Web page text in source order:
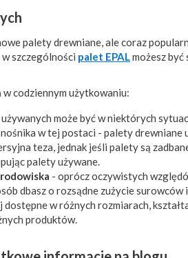
palety drewniane, ale coraz
szczególności palet EPALmożesz być
w codziennym użytkowaniu:
może być w niektórych
w tej postaci - palety
teza, jednak jeśli palety są
palety używane.
- oprócz oczywistych
dbasz o rozsądne zużycie
w różnych rozmiarach,
produktów.